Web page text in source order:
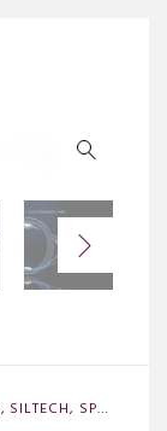
, SILTECH, SPEAKERCABLES